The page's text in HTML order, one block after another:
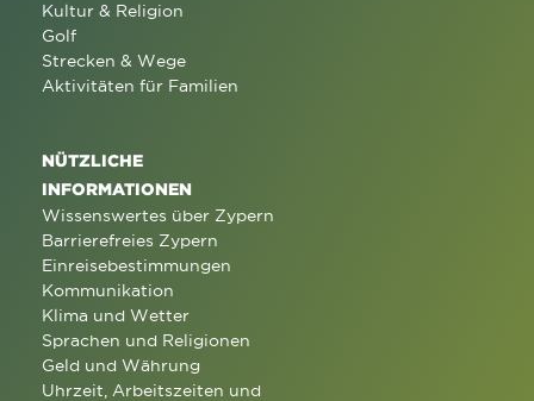
Kultur & Religion
Golf
Strecken & Wege
Aktivitäten für Familien
NÜTZLICHE
INFORMATIONEN
Wissenswertes über Zypern
Barrierefreies Zypern
Einreisebestimmungen
Kommunikation
Klima und Wetter
Sprachen und Religionen
Geld und Währung
Uhrzeit, Arbeitszeiten und